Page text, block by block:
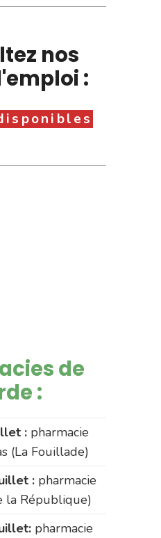
nos
:
de
:
: pharmacie
(La Fouillade)
: pharmacie
la République)
pharmacie